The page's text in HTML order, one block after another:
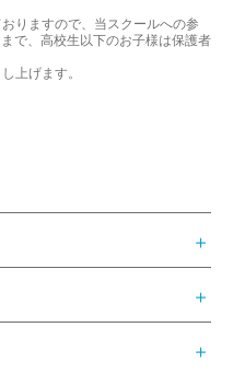
りますので、当スクールへの参
で、高校生以下のお子様は保護者
上げます。